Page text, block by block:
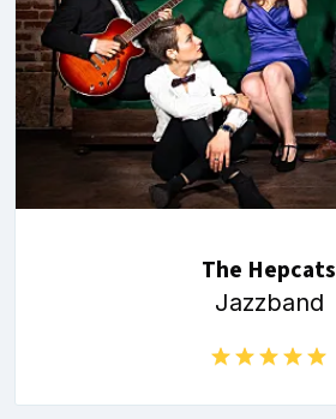
The Hepcats
Jazzband